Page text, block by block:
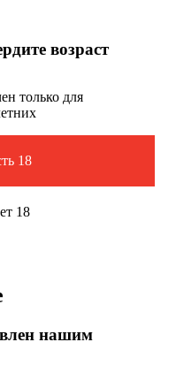
возраст
только для
18
18
нашим